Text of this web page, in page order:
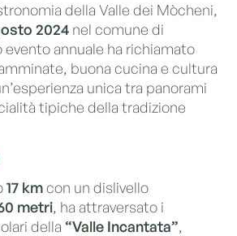
della Valle dei Mòcheni,
2024 nel comune di
evento annuale ha richiamato
buona cucina e cultura
unica tra panorami
tipiche della tradizione
17 kmcon un dislivello
metri, ha attraversato i
della “Valle Incantata”,